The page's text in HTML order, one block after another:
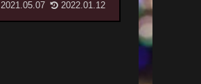
2021.05.07 2022.01.12